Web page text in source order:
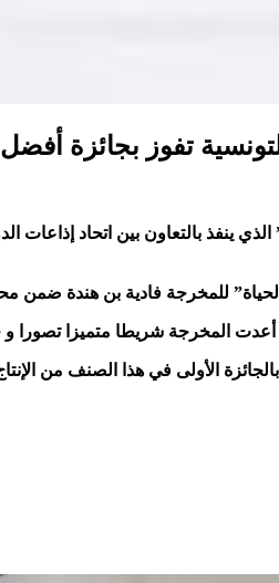
تفوز بجائزة
ينفذ بالتعاون بين اتحاد إذاعات